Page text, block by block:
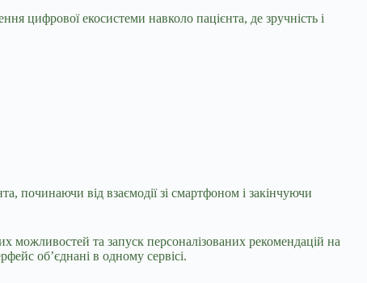
цифрової екосистеми навколо пацієнта, де зручність і
починаючи від взаємодії зі смартфоном і закінчуючи
та запуск персоналізованих рекомендацій на
об’єднані в одному сервісі.